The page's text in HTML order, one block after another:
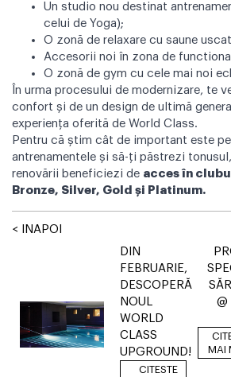
Un studio nou destinat
celui de Yoga);
O zonă de relaxare cu saune
Accesorii noi în zona de
O zonă de gym cu cele mai noi
În urma procesului de modernizare, te
confort și de un design de ultimă
experiența oferită de World Class.
Pentru că știm cât de important este
antrenamentele și să-ți păstrezi
renovării beneficiezi de acces în
Bronze, Silver, Gold și Platinum.
< INAPOI
DIN
FEBRUARIE,
DESCOPERĂ
NOUL
WORLD
CLASS
UPGROUND!
CITESTE
@
MAI